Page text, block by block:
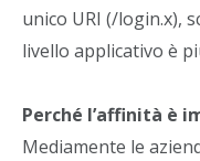
unico URI (/login.x),
livello applicativo è
Perché l’affinità è
Mediamente le